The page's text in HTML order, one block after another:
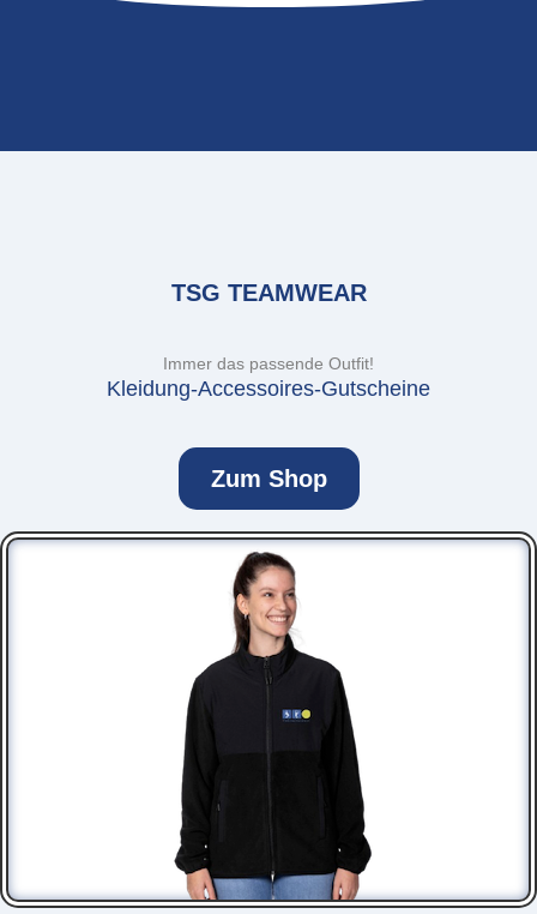
TSG TEAMWEAR
Immer das passende Outfit!
Kleidung-Accessoires-Gutscheine
Zum Shop